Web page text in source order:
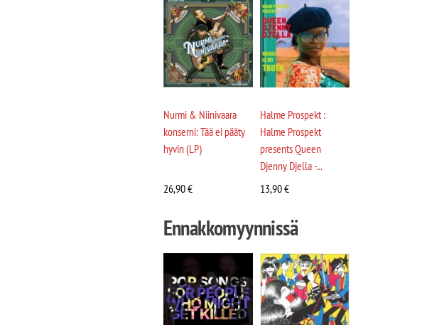
Nurmi & Niinivaara
konserni: Tää ei pääty
hyvin (LP)
26,90€
Halme Prospekt :
Halme Prospekt
presents Queen
Djenny Djella -...
13,90€
Ennakkomyynnissä